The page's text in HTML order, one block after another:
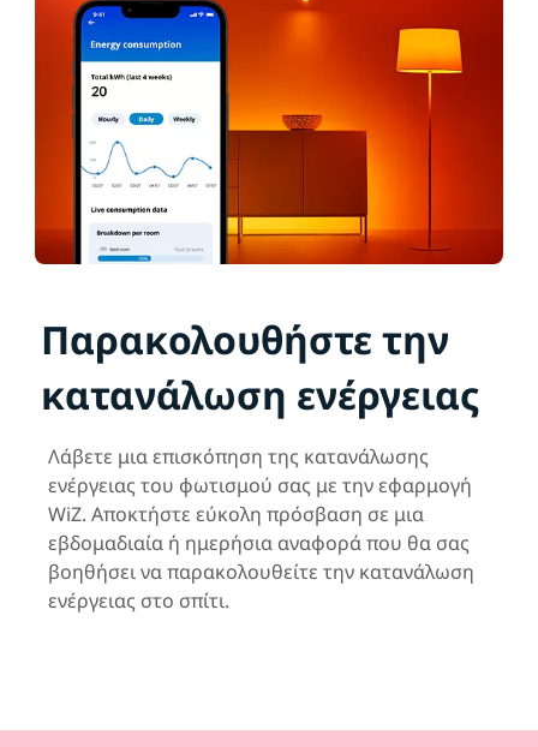
Παρακολουθήστε την
κατανάλωση ενέργειας
Λάβετε μια επισκόπηση της κατανάλωσης
ενέργειας του φωτισμού σας με την εφαρμογή
WiZ. Αποκτήστε εύκολη πρόσβαση σε μια
εβδομαδιαία ή ημερήσια αναφορά που θα σας
βοηθήσει να παρακολουθείτε την κατανάλωση
ενέργειας στο σπίτι.